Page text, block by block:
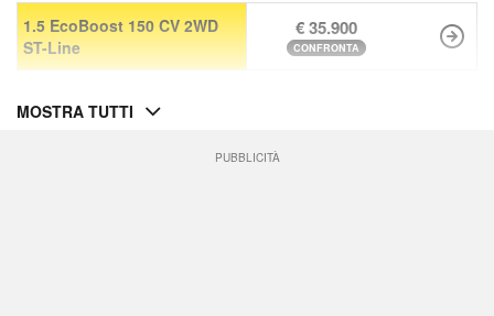
1.5 EcoBoost 150 CV 2WD
ST-Line
€ 35.900
CONFRONTA
MOSTRA TUTTI
PUBBLICITÀ